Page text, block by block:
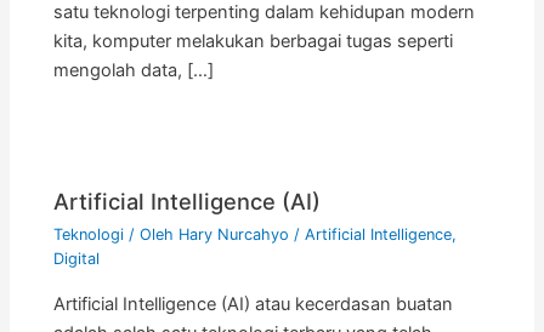
satu teknologi terpenting dalam kehidupan modern
kita, komputer melakukan berbagai tugas seperti
mengolah data, […]
Artificial Intelligence (AI)
Teknologi / Oleh Hary Nurcahyo/Artificial Intelligence,
Digital
Artificial Intelligence (AI) atau kecerdasan buatan